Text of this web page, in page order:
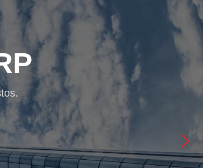
para assegurar a proteção dos